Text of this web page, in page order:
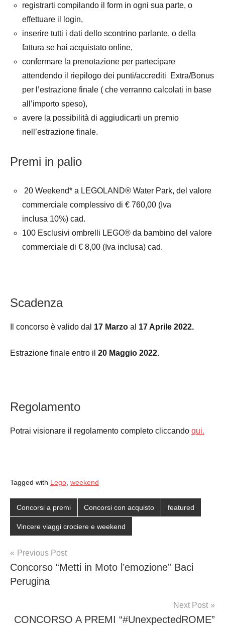
registrarti compilando il form in ogni sua parte, o
effettuare il login,
inserire tutti i dati dello scontrino parlante, o della
fattura se hai acquistato online,
confermare la prenotazione per partecipare
attendendo il riepilogo dei punti/accrediti Extra/Bonus
per l’estrazione finale ( che verranno calcolati in base
all’importo speso),
avere la possibilità di aggiudicarti un premio
nell’estrazione finale.
Premi in palio
20 Weekend* a LEGOLAND® Water Park, del valore
commerciale complessivo di € 760,00 (Iva
inclusa 10%) cad.
100 Esclusivi ombrelli LEGO® da bambino del valore
commerciale di € 8,00 (Iva inclusa) cad.
Scadenza
Il concorso è valido dal 17 Marzo al 17 Aprile 2022.
Estrazione finale entro il 20 Maggio 2022.
Regolamento
Potrai visionare il regolamento completo cliccando qui.
Tagged with Lego weekend
Concorsi a premi Concorsi con acquisto featured
Vincere viaggi crociere e weekend
Post
navigation
Previous Post
Concorso “Metti in Moto l’emozione” Baci
Perugina
Next Post
CONCORSO A PREMI “#UnexpectedROME”